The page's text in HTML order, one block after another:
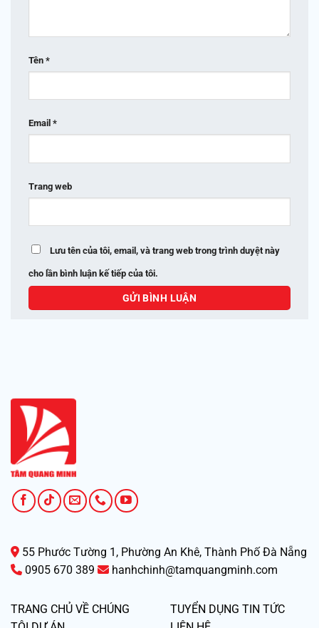
Tên *
Email *
Trang web
Lưu tên của tôi, email, và trang web trong trình duyệt này
cho lần bình luận kế tiếp của tôi.
55 Phước Tường 1, Phường An Khê, Thành Phố Đà Nẵng
0905 670 389
hanhchinh@tamquangminh.com
TRANG CHỦ VỀ CHÚNG
TUYỂN DỤNG TIN TỨC